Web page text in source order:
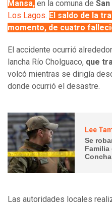
Mansa, en la comuna de
Los Lagos. El saldo de la
momento, de cuatro
El accidente ocurrió
lancha Río Cholguaco, que
volcó mientras se dirigía
donde ocurrió el desastre.
Lee
Se
Familia
Las autoridades locales